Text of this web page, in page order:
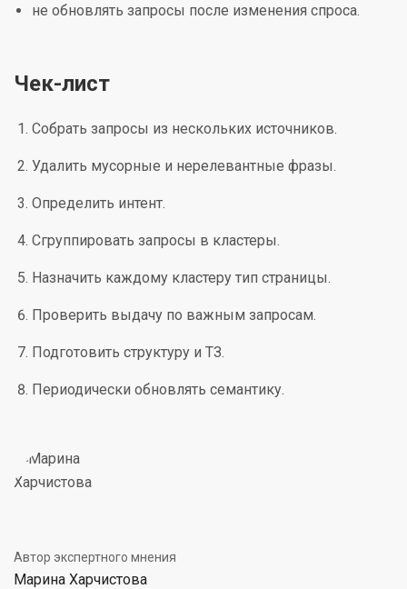
не обновлять запросы после изменения спроса.
Чек-лист
Собрать запросы из нескольких источников.
Удалить мусорные и нерелевантные фразы.
Определить интент.
Сгруппировать запросы в кластеры.
Назначить каждому кластеру тип страницы.
Проверить выдачу по важным запросам.
Подготовить структуру и ТЗ.
Периодически обновлять семантику.
Автор экспертного мнения
Марина Харчистова